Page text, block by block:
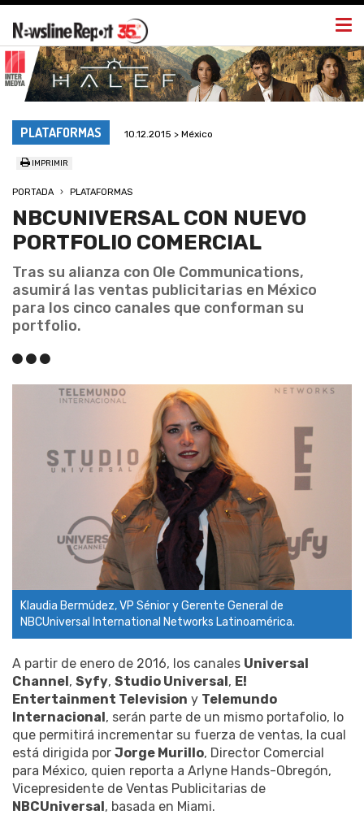
PLATAFORMAS 10.12.2015 > México
IMPRIMIR
PORTADA PLATAFORMAS
NBCUNIVERSAL CON NUEVO
PORTFOLIO COMERCIAL
Tras su alianza con Ole Communications,
asumirá las ventas publicitarias en México
para los cinco canales que conforman su
portfolio.
Klaudia Bermúdez, VP Sénior y Gerente General de
NBCUniversal International Networks Latinoamérica.
A partir de enero de 2016, los canales Universal
Channel, Syfy, Studio Universal, E!
Entertainment Television y Telemundo
Internacional, serán parte de un mismo portafolio, lo
que permitirá incrementar su fuerza de ventas, la cual
está dirigida por Jorge Murillo, Director Comercial
para México, quien reporta a Arlyne Hands-Obregón,
Vicepresidente de Ventas Publicitarias de
NBCUniversal, basada en Miami.